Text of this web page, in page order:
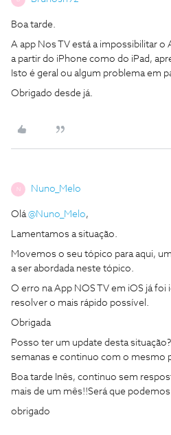
Boa tarde.
A app Nos TV está a impossibilitar o
a partir do iPhone como do iPad,
Isto é geral ou algum problema em
Obrigado desde já.
N Nuno_Melo
Olá@Nuno_Melo,
Lamentamos a situação.
Movemos o seu tópico para aqui,
a ser abordada neste tópico.
O erro na App NOS TV em iOS já
resolver o mais rápido possível.
Obrigada
Posso ter um update desta
semanas e continuo com o mesmo
Boa tarde Inês, continuo sem
mais de um mês!!Será que
obrigado